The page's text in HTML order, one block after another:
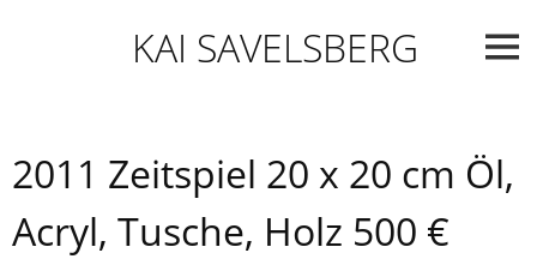
KAI SAVELSBERG
2011 Zeitspiel 20 x 20 cm Öl,
Acryl, Tusche, Holz 500 €